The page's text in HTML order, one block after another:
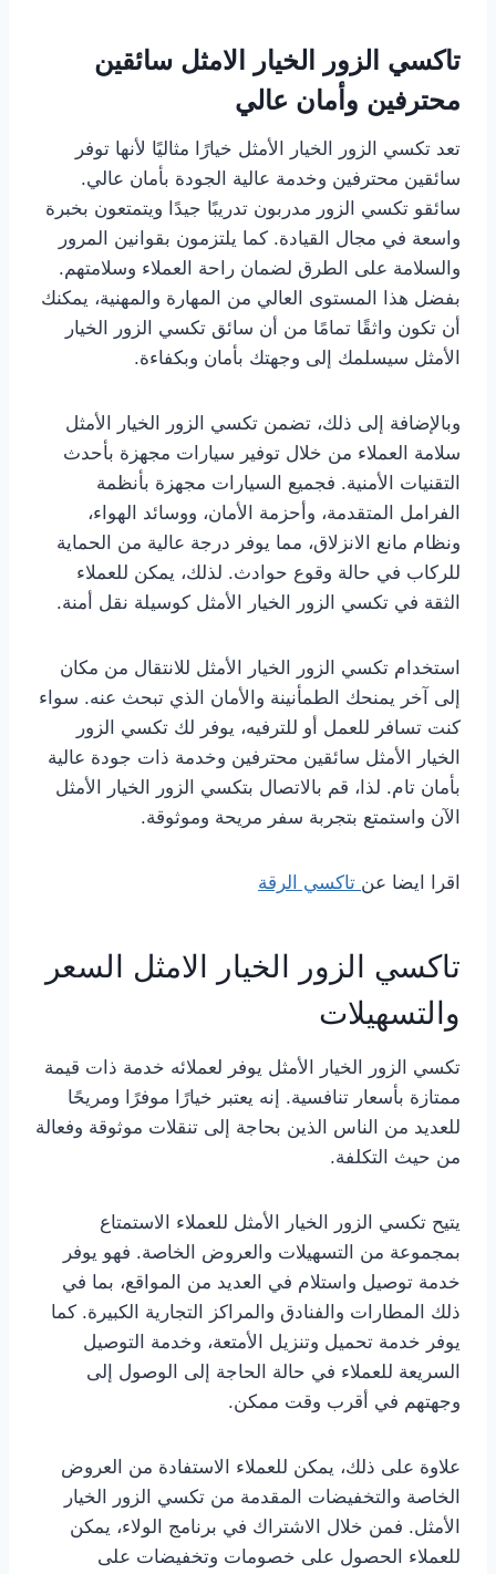
تاكسي الزور الخيار الامثل سائقين
محترفين وأمان عالي
تعد تكسي الزور الخيار الأمثل خيارًا مثاليًا لأنها توفر
سائقين محترفين وخدمة عالية الجودة بأمان عالي.
سائقو تكسي الزور مدربون تدريبًا جيدًا ويتمتعون بخبرة
واسعة في مجال القيادة. كما يلتزمون بقوانين المرور
والسلامة على الطرق لضمان راحة العملاء وسلامتهم.
بفضل هذا المستوى العالي من المهارة والمهنية، يمكنك
أن تكون واثقًا تمامًا من أن سائق تكسي الزور الخيار
الأمثل سيسلمك إلى وجهتك بأمان وبكفاءة.
وبالإضافة إلى ذلك، تضمن تكسي الزور الخيار الأمثل
سلامة العملاء من خلال توفير سيارات مجهزة بأحدث
التقنيات الأمنية. فجميع السيارات مجهزة بأنظمة
الفرامل المتقدمة، وأحزمة الأمان، ووسائد الهواء،
ونظام مانع الانزلاق، مما يوفر درجة عالية من الحماية
للركاب في حالة وقوع حوادث. لذلك، يمكن للعملاء
الثقة في تكسي الزور الخيار الأمثل كوسيلة نقل أمنة.
استخدام تكسي الزور الخيار الأمثل للانتقال من مكان
إلى آخر يمنحك الطمأنينة والأمان الذي تبحث عنه. سواء
كنت تسافر للعمل أو للترفيه، يوفر لك تكسي الزور
الخيار الأمثل سائقين محترفين وخدمة ذات جودة عالية
بأمان تام. لذا، قم بالاتصال بتكسي الزور الخيار الأمثل
الآن واستمتع بتجربة سفر مريحة وموثوقة.
اقرا ايضا عن تاكسي الرقة
تاكسي الزور الخيار الامثل السعر
والتسهيلات
تكسي الزور الخيار الأمثل يوفر لعملائه خدمة ذات قيمة
ممتازة بأسعار تنافسية. إنه يعتبر خيارًا موفرًا ومريحًا
للعديد من الناس الذين بحاجة إلى تنقلات موثوقة وفعالة
من حيث التكلفة.
يتيح تكسي الزور الخيار الأمثل للعملاء الاستمتاع
بمجموعة من التسهيلات والعروض الخاصة. فهو يوفر
خدمة توصيل واستلام في العديد من المواقع، بما في
ذلك المطارات والفنادق والمراكز التجارية الكبيرة. كما
يوفر خدمة تحميل وتنزيل الأمتعة، وخدمة التوصيل
السريعة للعملاء في حالة الحاجة إلى الوصول إلى
وجهتهم في أقرب وقت ممكن.
علاوة على ذلك، يمكن للعملاء الاستفادة من العروض
الخاصة والتخفيضات المقدمة من تكسي الزور الخيار
الأمثل. فمن خلال الاشتراك في برنامج الولاء، يمكن
للعملاء الحصول على خصومات وتخفيضات على